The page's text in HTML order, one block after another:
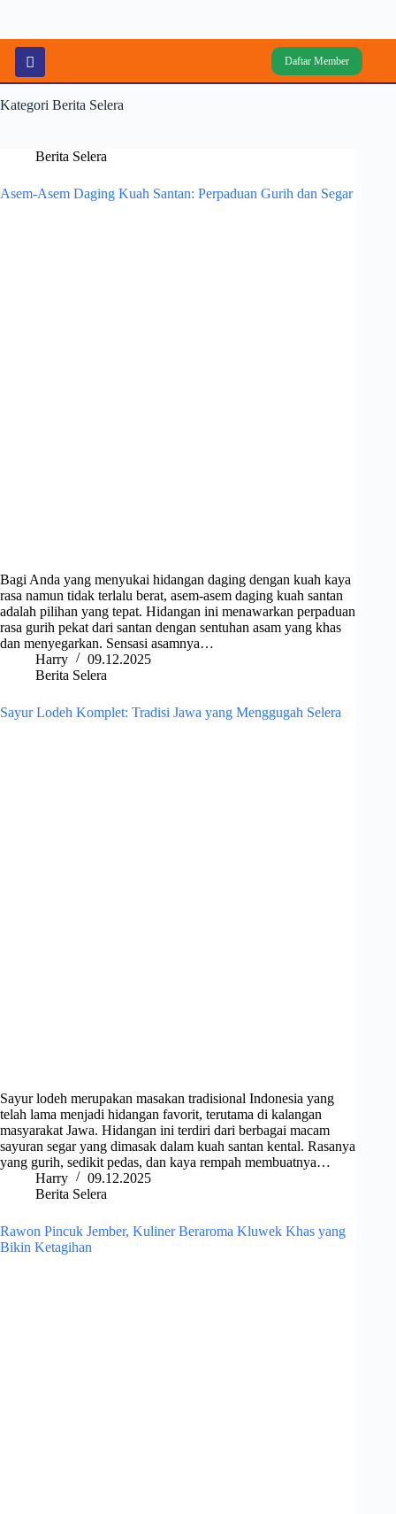
Daftar Member
Kategori Berita Selera
Berita Selera
Asem-Asem Daging Kuah Santan: Perpaduan Gurih dan Segar
Bagi Anda yang menyukai hidangan daging dengan kuah kaya
rasa namun tidak terlalu berat, asem-asem daging kuah santan
adalah pilihan yang tepat. Hidangan ini menawarkan perpaduan
rasa gurih pekat dari santan dengan sentuhan asam yang khas
dan menyegarkan. Sensasi asamnya…
Harry
09.12.2025
Berita Selera
Sayur Lodeh Komplet: Tradisi Jawa yang Menggugah Selera
Sayur lodeh merupakan masakan tradisional Indonesia yang
telah lama menjadi hidangan favorit, terutama di kalangan
masyarakat Jawa. Hidangan ini terdiri dari berbagai macam
sayuran segar yang dimasak dalam kuah santan kental. Rasanya
yang gurih, sedikit pedas, dan kaya rempah membuatnya…
Harry
09.12.2025
Berita Selera
Rawon Pincuk Jember, Kuliner Beraroma Kluwek Khas yang
Bikin Ketagihan